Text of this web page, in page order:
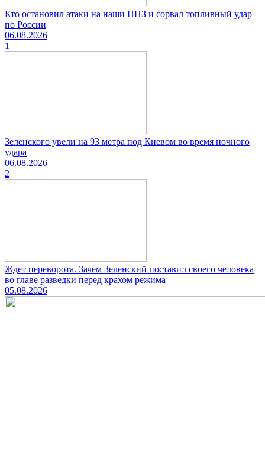
Кто остановил атаки на наши НПЗ и сорвал топливный удар
по России
06.08.2026
1
Зеленского увели на 93 метра под Киевом во время ночного
удара
06.08.2026
2
Ждет переворота. Зачем Зеленский поставил своего человека
во главе разведки перед крахом режима
05.08.2026